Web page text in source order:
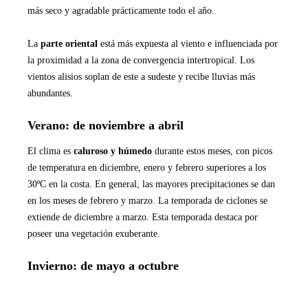
más seco y agradable prácticamente todo el año.
La parte oriental está más expuesta al viento e influenciada por
la proximidad a la zona de convergencia intertropical. Los
vientos alisios soplan de este a sudeste y recibe lluvias más
abundantes.
Verano: de noviembre a abril
El clima es caluroso y húmedo durante estos meses, con picos
de temperatura en diciembre, enero y febrero superiores a los
30ºC en la costa. En general, las mayores precipitaciones se dan
en los meses de febrero y marzo. La temporada de ciclones se
extiende de diciembre a marzo. Esta temporada destaca por
poseer una vegetación exuberante.
Invierno: de mayo a octubre